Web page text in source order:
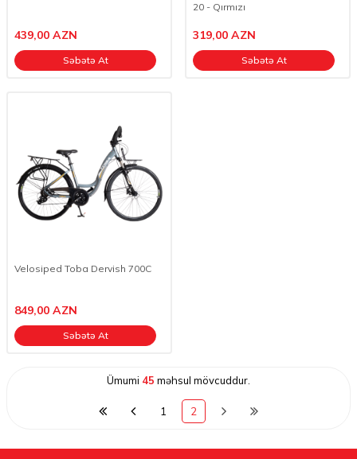
439,00 AZN
Səbətə At
20 - Qırmızı
319,00 AZN
Səbətə At
Velosiped Toba Dervish 700C
849,00 AZN
Səbətə At
Ümumi 45 məhsul mövcuddur.
1 2